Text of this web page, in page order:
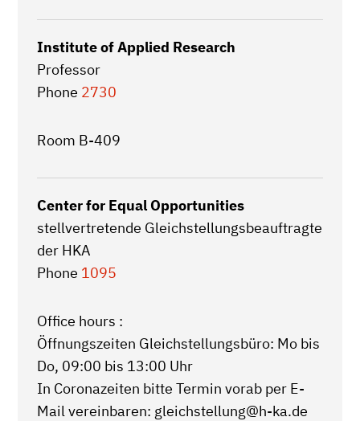
Institute of Applied Research
Professor
Phone 2730
Room B-409
Center for Equal Opportunities
stellvertretende Gleichstellungsbeauftragte
der HKA
Phone 1095
Office hours :
Öffnungszeiten Gleichstellungsbüro: Mo bis
Do, 09:00 bis 13:00 Uhr
In Coronazeiten bitte Termin vorab per E-
Mail vereinbaren: gleichstellung@h-ka.de